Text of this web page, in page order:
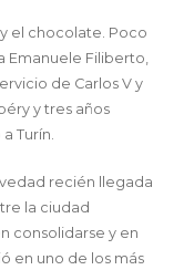
el chocolate. Poco
Filiberto,
de Carlos V y
y tres años
Turín.
recién llegada
la ciudad
consolidarse y en
en uno de los más